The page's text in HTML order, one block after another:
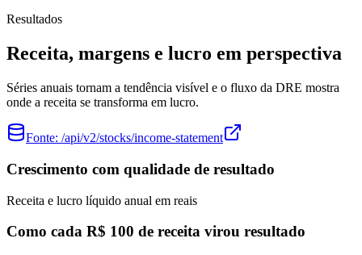
Resultados
Receita, margens e lucro em perspectiva
Séries anuais tornam a tendência visível e o fluxo da DRE mostra
onde a receita se transforma em lucro.
Fonte: /api/v2/stocks/income-statement
Crescimento com qualidade de resultado
Receita e lucro líquido anual em reais
Como cada R$ 100 de receita virou resultado